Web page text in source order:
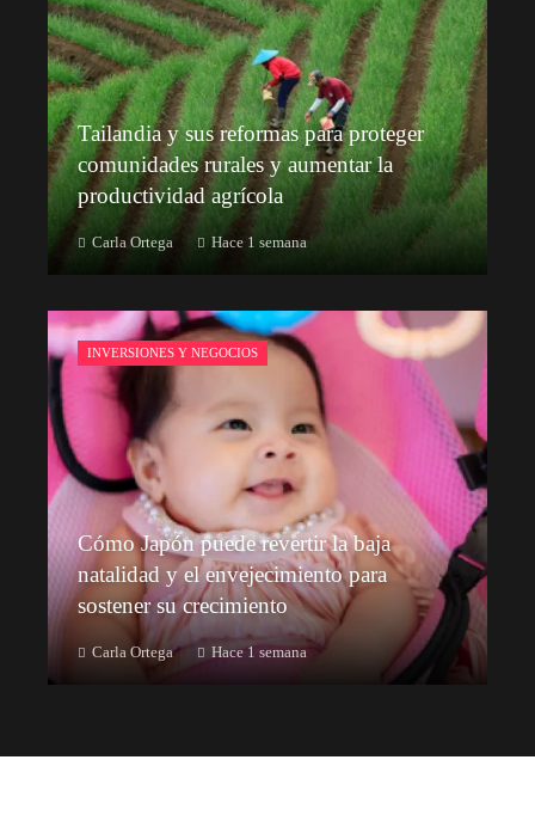
Tailandia y sus reformas para proteger
comunidades rurales y aumentar la
productividad agrícola
Carla Ortega Hace 1 semana
INVERSIONES Y NEGOCIOS
Cómo Japón puede revertir la baja
natalidad y el envejecimiento para
sostener su crecimiento
Carla Ortega Hace 1 semana